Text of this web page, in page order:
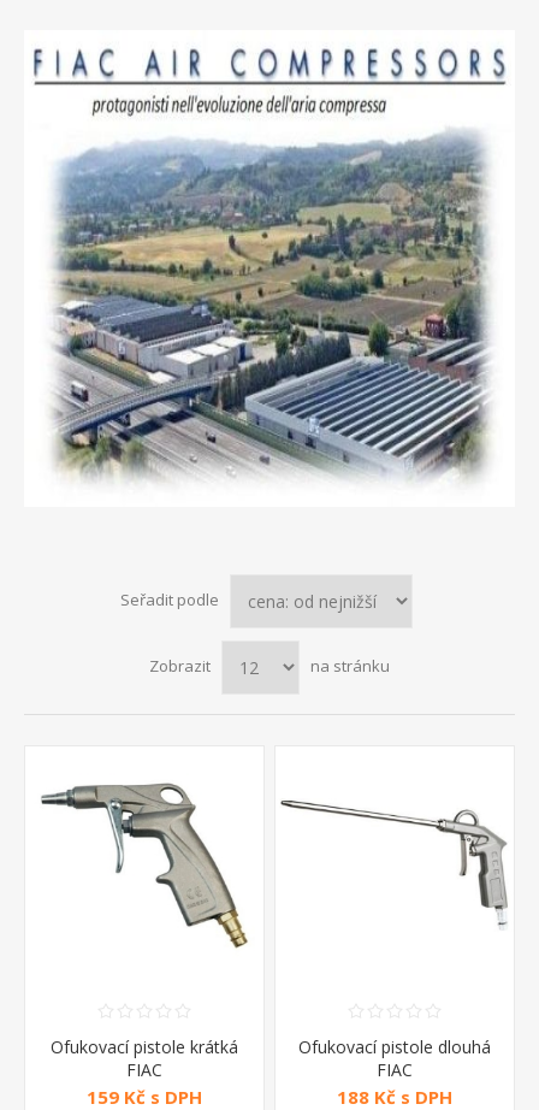
Seřadit podle
Zobrazit na stránku
Ofukovací pistole krátká
FIAC
159 Kč s DPH
Ofukovací pistole dlouhá
FIAC
188 Kč s DPH